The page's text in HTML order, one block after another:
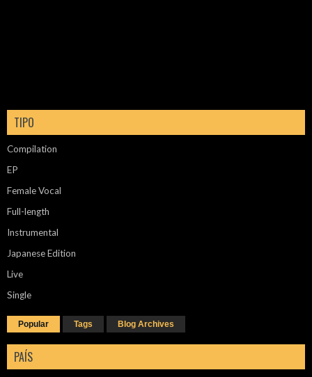
TIPO
Compilation
EP
Female Vocal
Full-length
Instrumental
Japanese Edition
Live
Single
Popular Tags Blog Archives
PAÍS